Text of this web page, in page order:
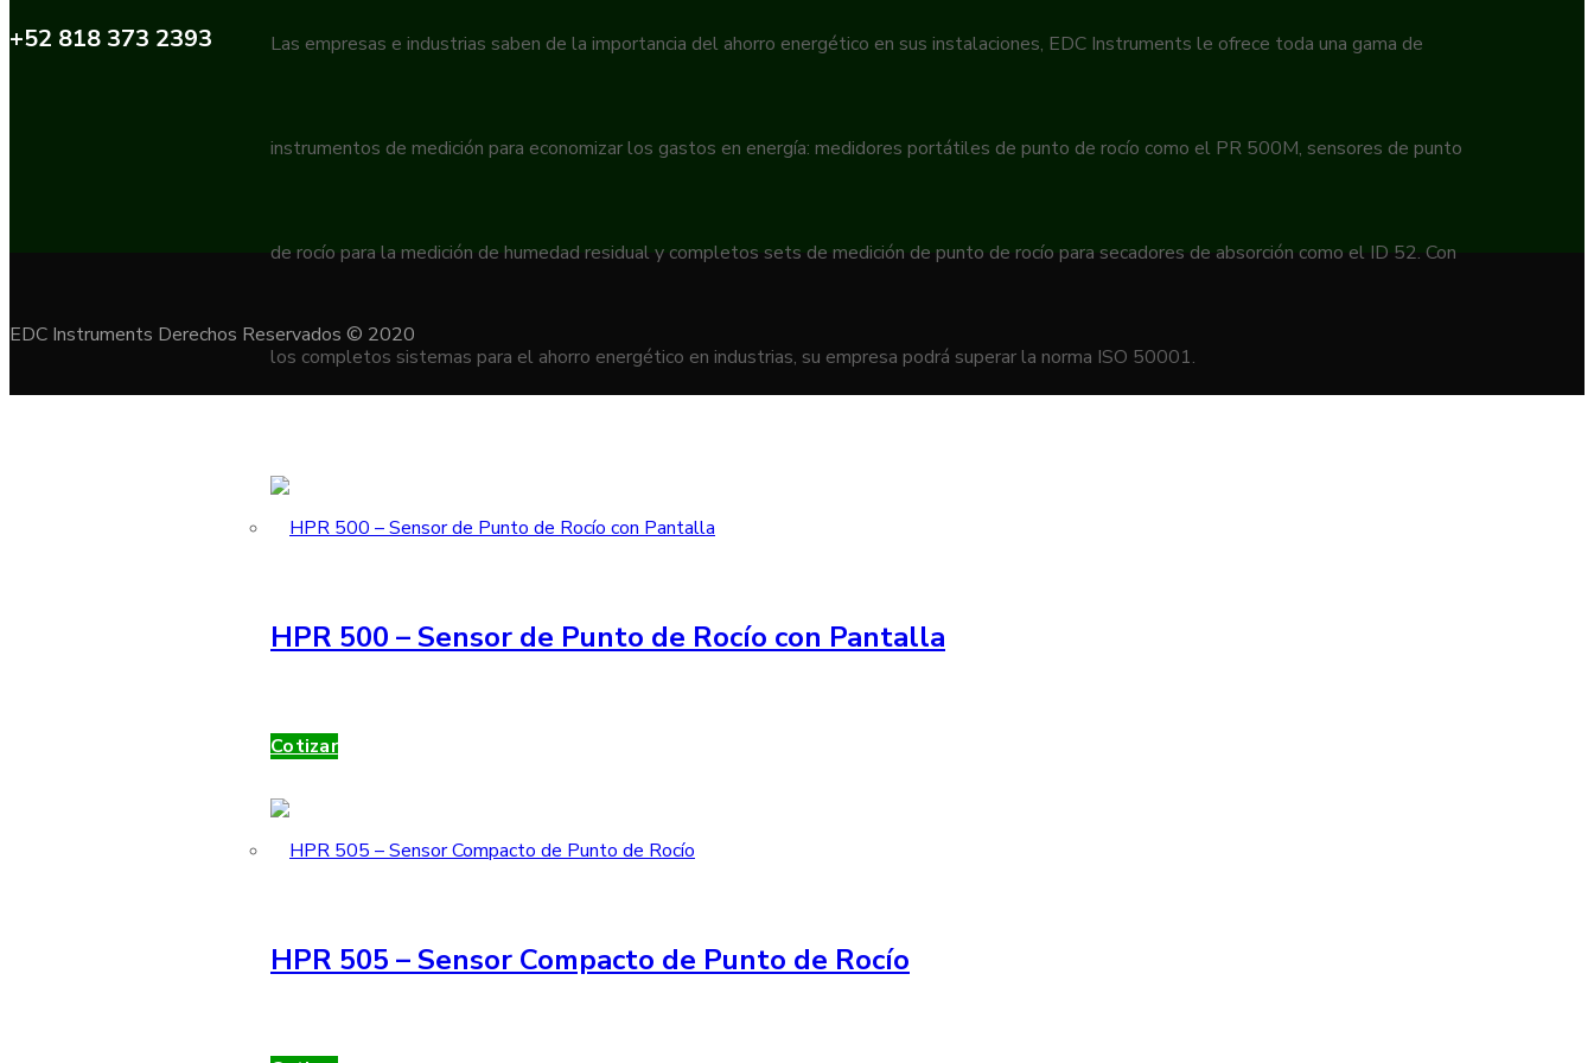
Las empresas e industrias saben de la importancia del ahorro energético en sus instalaciones, EDC Instruments le ofrece toda una gama de
instrumentos de medición para economizar los gastos en energía: medidores portátiles de punto de rocío como el PR 500M, sensores de punto
de rocío para la medición de humedad residual y completos sets de medición de punto de rocío para secadores de absorción como el ID 52. Con
los completos sistemas para el ahorro energético en industrias, su empresa podrá superar la norma ISO 50001.
HPR 500 – Sensor de Punto de Rocío con Pantalla
Cotizar
HPR 505 – Sensor Compacto de Punto de Rocío
+52 818 373 2393
EDC Instruments Derechos Reservados © 2020